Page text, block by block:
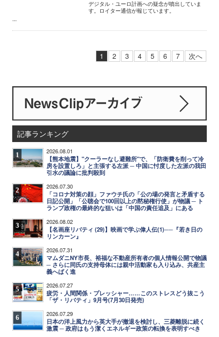
デジタル・ユーロ計画への疑念が噴出していま
す。ロイター通信が報じています。
...
1 2 3 4 5 6 7 次へ
記事ランキング
1 2026.08.01
【熊本地震】"クーラーなし避難所"で、「防衛費を削って冷
房を設置しろ」と主張する左派 ─ 中国に忖度した左派の我田
引水の議論に批判殺到
2 2026.07.30
「コロナ対策の顔」ファウチ氏の「公の場の発言と矛盾する
日記公開」「公聴会で100回以上の黙秘権行使」が物議 ─ ト
ランプ政権の最終的な狙いは「中国の責任追及」にある
3 2026.08.02
【名画座リバティ (29)】映画で学ぶ偉人伝(1)──『若き日の
リンカーン』
4 2026.07.31
マムダニNY市長、裕福な不動産所有者の個人情報公開で物議
─ さらに同氏の支持母体には親中活動家も入り込み、共産主
義へばく進
5 2026.07.27
疲労・人間関係・プレッシャー……このストレスどう抜こう
「ザ・リバティ」9月号(7月30日発売)
6 2026.07.29
日本の洋上風力から英大手が撤退を検討し、三菱離脱に続く
激震 ─ 政府はもう潔くエネルギー政策の転換を表明すべき